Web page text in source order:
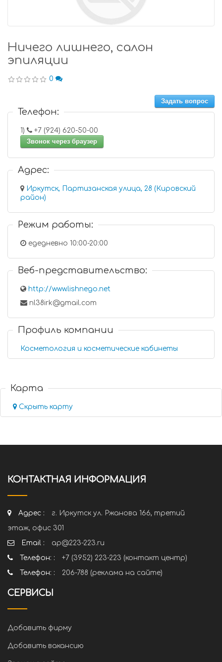
Ничего лишнего, салон
эпиляции
0
Задать вопрос
Телефон:
1)
+7 (924) 620-50-00
Звонок через браузер
Адрес:
Иркутск, Партизанская улица, 28 (Кировский
район)
Режим работы:
едедневно 10:00-20:00
Веб-представительство:
http://www.lishnego.net
nl38irk@gmail.com
Профиль компании
Косметология и косметические кабинеты
Карта
Скрыть карту
КОНТАКТНАЯ ИНФОРМАЦИЯ
Адрес :
г. Иркутск ул. Ржанова 166, третий
этаж, офис 301
Email :
ap@223-223.ru
Телефон: :
+7 (3952) 223-223 (контакт центр)
Телефон: :
206-788 (реклама на сайте)
СЕРВИСЫ
Добавить фирму
Добавить вакансию